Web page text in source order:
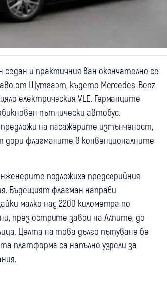
и практичния ван окончателно се
от Щутгарт, където Mercedes-Benz
електрическия VLE. Германците
пътнически автобус.
на пасажерите изтънченост,
дори флагманите в конвенционалните
подложиха предсерийния
Бъдещият флагман направи
малко над 2200 километра по
през острите завои на Алпите, до
Целта на това дълго пътуване бе
платформа са напълно узрели за